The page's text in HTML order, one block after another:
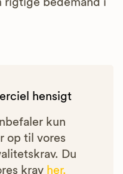
rigtige bedemand i
hensigt
kun
op til vores
Du
krav her.